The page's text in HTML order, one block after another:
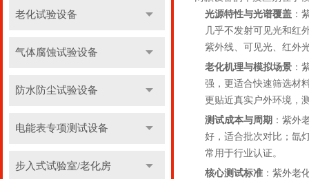
老化试验设备
气体腐蚀试验设备
防水防尘试验设备
电能表专项测试设备
步入式试验室/老化房
光源特性与光谱覆盖 ：
几乎不发射可见光和红
紫外线、可见光、红外
老化机理与模拟场景 ：
强，更适合快速筛选材
更贴近真实户外环境，
测试成本与周期 ：紫外
好，适合批次对比；氙
常用于行业认证。
核心测试标准 ：紫外老